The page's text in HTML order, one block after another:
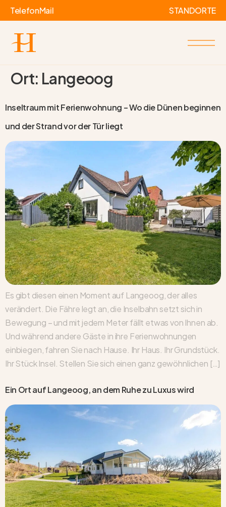
TelefonMail STANDORTE
Ort: Langeoog
Inseltraum mit Ferienwohnung – Wo die Dünen beginnen
und der Strand vor der Tür liegt
Es gibt diesen einen Moment auf Langeoog, der alles
verändert. Die Fähre legt an, die Inselbahn setzt sich in
Bewegung – und mit jedem Meter fällt etwas von Ihnen ab.
Und während andere Gäste in ihre Ferienwohnungen
einbiegen, fahren Sie nach Hause. Ihr Haus. Ihr Grundstück.
Ihr Stück Insel. Stellen Sie sich einen ganz gewöhnlichen […]
Ein Ort auf Langeoog, an dem Ruhe zu Luxus wird